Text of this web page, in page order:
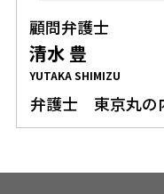
顧問弁護士
清水 豊
YUTAKA SHIMIZU
弁護士 東京丸の